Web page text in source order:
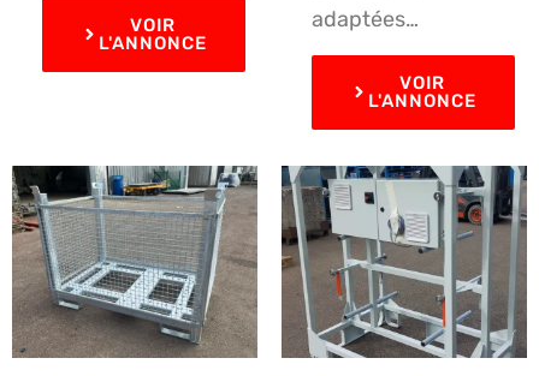
VOIR
L'ANNONCE
adaptées…
VOIR
L'ANNONCE